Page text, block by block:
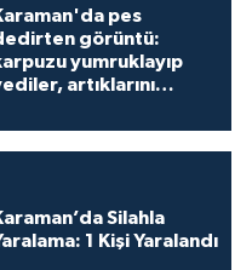
pes
görüntü:
yumruklayıp
artıklarını
Silahla
1 Kişi Yaralandı